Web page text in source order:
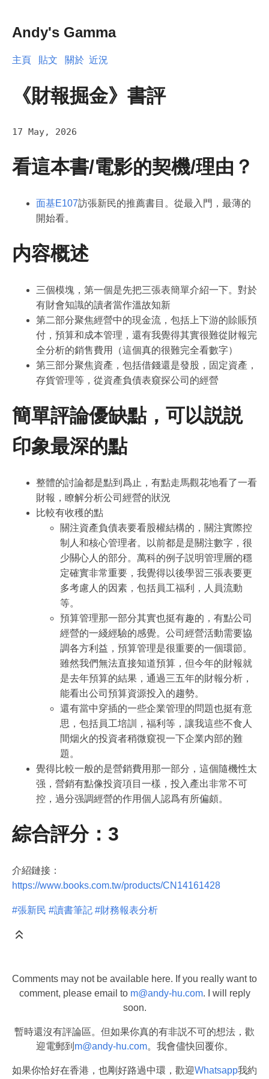
Andy's Gamma
主頁 貼文 關於 近況
《財報掘金》書評
17 May, 2026
看這本書/電影的契機/理由？
面基E107訪張新民的推薦書目。從最入門，最薄的
開始看。
内容概述
三個模塊，第一個是先把三張表簡單介紹一下。對於
有財會知識的讀者當作溫故知新
第二部分聚焦經營中的現金流，包括上下游的賒賬預
付，預算和成本管理，還有我覺得其實很難從財報完
全分析的銷售費用（這個真的很難完全看數字）
第三部分聚焦資產，包括借錢還是發股，固定資產，
存貨管理等，從資產負債表窺探公司的經營
簡單評論優缺點，可以説説
印象最深的點
整體的討論都是點到爲止，有點走馬觀花地看了一看
財報，瞭解分析公司經營的狀況
比較有收穫的點
關注資產負債表要看股權結構的，關注實際控
制人和核心管理者。以前都是是關注數字，很
少關心人的部分。萬科的例子説明管理層的穩
定確實非常重要，我覺得以後學習三張表要更
多考慮人的因素，包括員工福利，人員流動
等。
預算管理那一部分其實也挺有趣的，有點公司
經營的一綫經驗的感覺。公司經營活動需要協
調各方利益，預算管理是很重要的一個環節。
雖然我們無法直接知道預算，但今年的財報就
是去年預算的結果，通過三五年的財報分析，
能看出公司預算資源投入的趨勢。
還有當中穿插的一些企業管理的問題也挺有意
思，包括員工培訓，福利等，讓我這些不食人
間烟火的投資者稍微窺視一下企業内部的難
題。
覺得比較一般的是營銷費用那一部分，這個隨機性太
强，營銷有點像投資項目一樣，投入產出非常不可
控，過分强調經營的作用個人認爲有所偏頗。
綜合評分：3
介紹鏈接：
https://www.books.com.tw/products/CN14161428
#張新民 #讀書筆記 #財務報表分析
Comments may not be available here. If you really want to
comment, please email to m@andy-hu.com. I will reply
soon.
暫時還沒有評論區。但如果你真的有非説不可的想法，歡
迎電郵到 m@andy-hu.com。我會儘快回覆你。
如果你恰好在香港，也剛好路過中環，歡迎Whatsapp我約